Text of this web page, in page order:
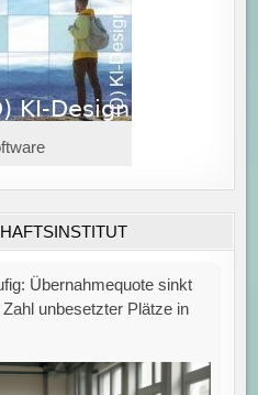
Übernahmequote sinkt
unbesetzter Plätze in